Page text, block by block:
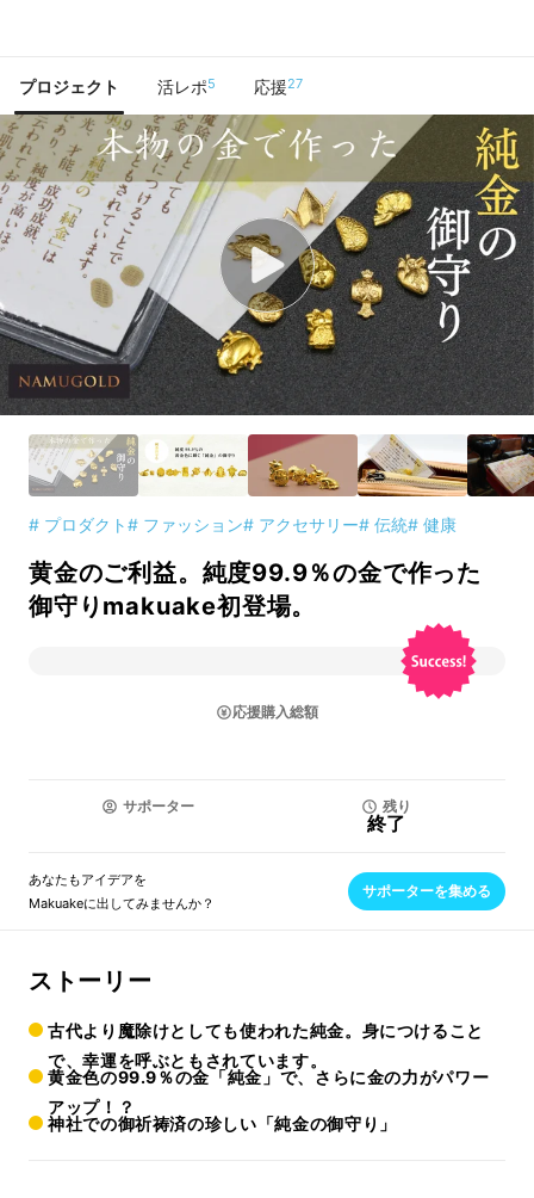
プロジェクト 活レポ5 応援27
# プロダクト# ファッション# アクセサリー# 伝統# 健康
黄金のご利益。純度99.9％の金で作った
御守りmakuake初登場。
応援購入総額
サポーター 残り
終了
あなたもアイデアを
Makuakeに出してみませんか？
サポーターを集める
ストーリー
古代より魔除けとしても使われた純金。身につけること
で、幸運を呼ぶともされています。
黄金色の99.9％の金「純金」で、さらに金の力がパワー
アップ！？
神社での御祈祷済の珍しい「純金の御守り」